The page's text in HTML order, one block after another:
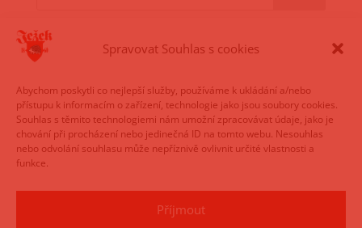
Spravovat Souhlas s cookies
Abychom poskytli co nejlepší služby, používáme k ukládání a/nebo
přístupu k informacím o zařízení, technologie jako jsou soubory cookies.
Souhlas s těmito technologiemi nám umožní zpracovávat údaje, jako je
chování při procházení nebo jedinečná ID na tomto webu. Nesouhlas
nebo odvolání souhlasu může nepříznivě ovlivnit určité vlastnosti a
funkce.
Příjmout
Recent Posts
Známe vítěze ankety Hrdina výčepu!🏆
Poznejte pivovar Ježek zblízka
🎶 Ježkovo kulturní léto 2026 je tady!
Březnová pivní sláva – Ježek boduje
Kouřový ležák
Recent Comments